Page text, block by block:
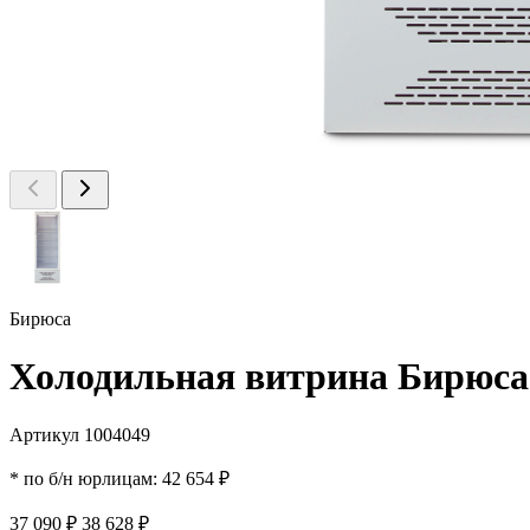
Бирюса
Холодильная витрина
Артикул 1004049
* по б/н юрлицам: 42 654 ₽
37 090 ₽ 38 628 ₽